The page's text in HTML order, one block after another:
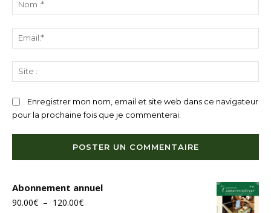
:*
:
Enregistrer mon nom, email et site web dans ce navigateur
pour la prochaine fois que je commenterai.
Abonnement annuel
90.00€ – 120.00€Plage